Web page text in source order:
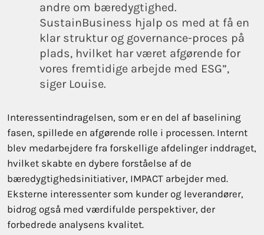
andre om bæredygtighed.
SustainBusiness hjalp os med at få en
klar struktur og governance-proces på
plads, hvilket har været afgørende for
vores fremtidige arbejde med ESG”,
siger Louise.
Interessentindragelsen, som er en del af baselining
fasen, spillede en afgørende rolle i processen. Internt
blev medarbejdere fra forskellige afdelinger inddraget,
hvilket skabte en dybere forståelse af de
bæredygtighedsinitiativer, IMPACT arbejder med.
Eksterne interessenter som kunder og leverandører,
bidrog også med værdifulde perspektiver, der
forbedrede analysens kvalitet.